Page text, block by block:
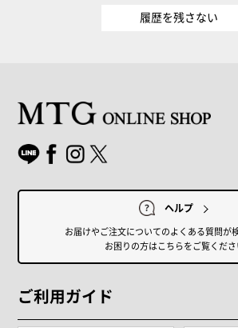
履歴を残さない
ヘルプ
お届けやご注文についてのよくある質問が
お困りの方はこちらをご覧くださ
ご利用ガイド